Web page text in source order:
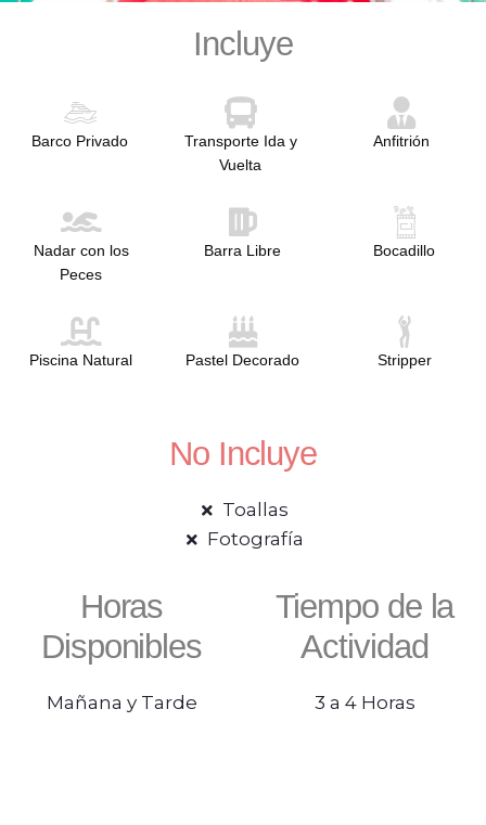
Incluye
Barco Privado
Transporte Ida y
Vuelta
Anfitrión
Nadar con los
Peces
Barra Libre Bocadillo
Piscina Natural Pastel Decorado Stripper
No Incluye
Toallas
Fotografía
Horas
Disponibles
Mañana y Tarde
Tiempo de la
Actividad
3 a 4 Horas